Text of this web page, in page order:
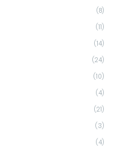
(8)
(11)
(14)
(24)
(10)
(4)
(21)
(3)
(4)